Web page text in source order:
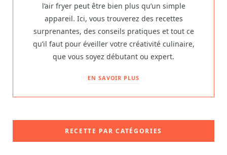
l’air fryer peut être bien plus qu’un simple
appareil. Ici, vous trouverez des recettes
surprenantes, des conseils pratiques et tout ce
qu’il faut pour éveiller votre créativité culinaire,
que vous soyez débutant ou expert.
EN SAVOIR PLUS
RECETTE PAR CATÉGORIES